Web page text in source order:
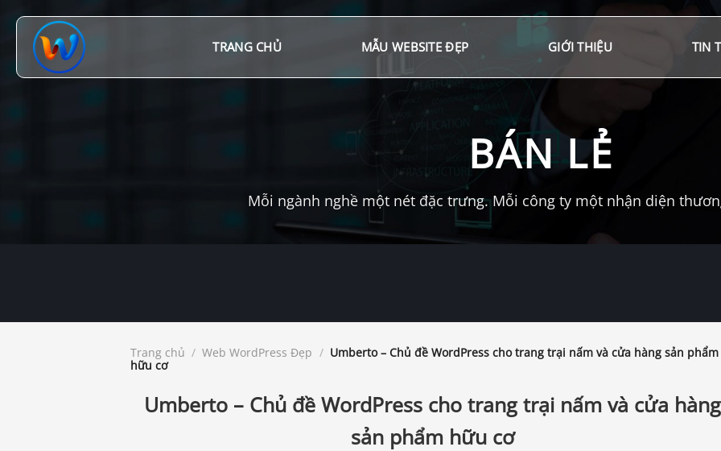
đến
TRANG CHỦ MẪU WEBSITE ĐẸP GIỚI THIỆU TIN
BÁN LẺ
Mỗi ngành nghề một nét đặc trưng. Mỗi công ty một nhận diện
Trang chủ / Web WordPress Đẹp / Umberto – Chủ đề WordPress cho trang trại nấm và cửa hàng sản phẩm
hữu cơ
Umberto – Chủ đề WordPress cho trang trại nấm và cửa hàng
sản phẩm hữu cơ